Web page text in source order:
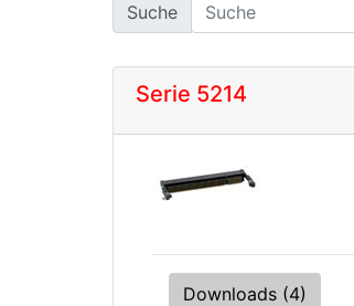
Suche
Serie 5214
Downloads (4)